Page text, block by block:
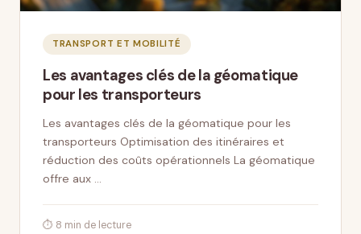
TRANSPORT ET MOBILITÉ
Les avantages clés de la géomatique
pour les transporteurs
Les avantages clés de la géomatique pour les
transporteurs Optimisation des itinéraires et
réduction des coûts opérationnels La géomatique
offre aux …
⏱ 8 min de lecture